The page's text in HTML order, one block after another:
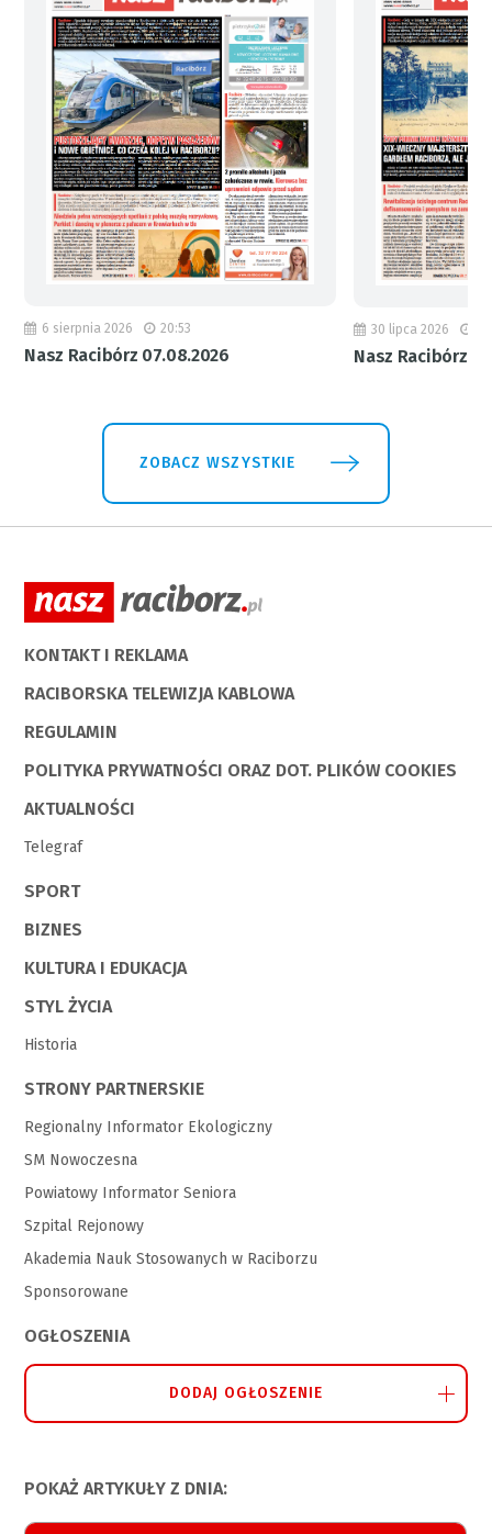
6 sierpnia 2026 20:53
Nasz Racibórz 07.08.2026
30 lipca 2026
Nasz Racibórz
ZOBACZ WSZYSTKIE
KONTAKT I REKLAMA
RACIBORSKA TELEWIZJA KABLOWA
REGULAMIN
POLITYKA PRYWATNOŚCI ORAZ DOT. PLIKÓW COOKIES
AKTUALNOŚCI
Telegraf
SPORT
BIZNES
KULTURA I EDUKACJA
STYL ŻYCIA
Historia
STRONY PARTNERSKIE
Regionalny Informator Ekologiczny
SM Nowoczesna
Powiatowy Informator Seniora
Szpital Rejonowy
Akademia Nauk Stosowanych w Raciborzu
Sponsorowane
OGŁOSZENIA
DODAJ OGŁOSZENIE
POKAŻ ARTYKUŁY Z DNIA: